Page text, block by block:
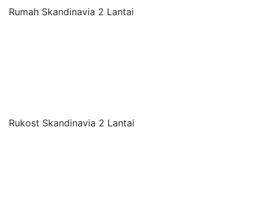
Rumah Skandinavia 2 Lantai
Rukost Skandinavia 2 Lantai